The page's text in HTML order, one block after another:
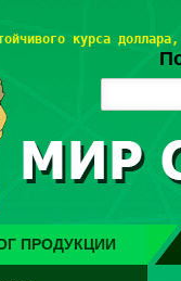
курса
ПРОДУКЦИИ